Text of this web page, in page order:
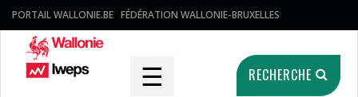
PORTAIL WALLONIE.BE FÉDÉRATION WALLONIE-BRUXELLES
☰ RECHERCHE